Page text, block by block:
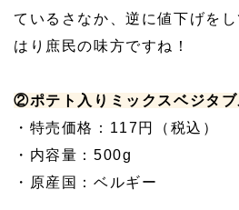
ているさなか、逆に値下げを
はり庶民の味方ですね！
②ポテト入りミックスベジタブ
・特売価格：117円（税込）
・内容量：500g
・原産国：ベルギー